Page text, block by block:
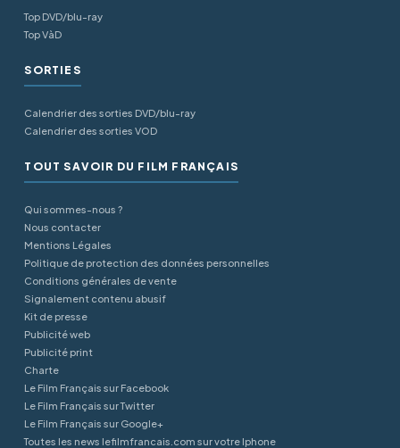
Top DVD/blu-ray
Top VàD
SORTIES
Calendrier des sorties DVD/blu-ray
Calendrier des sorties VOD
TOUT SAVOIR DU FILM FRANÇAIS
Qui sommes-nous ?
Nous contacter
Mentions Légales
Politique de protection des données personnelles
Conditions générales de vente
Signalement contenu abusif
Kit de presse
Publicité web
Publicité print
Charte
Le Film Français sur Facebook
Le Film Français sur Twitter
Le Film Français sur Google+
Toutes les news lefilmfrancais.com sur votre Iphone